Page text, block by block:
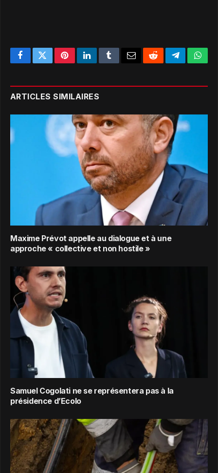
FacebookTwitterPinterestLinkedInTumblrEmailRedditTelegram
ARTICLES SIMILAIRES
Maxime Prévot appelle au dialogue et à une
approche « collective et non hostile »
Samuel Cogolati ne se représentera pas à la
présidence d’Ecolo